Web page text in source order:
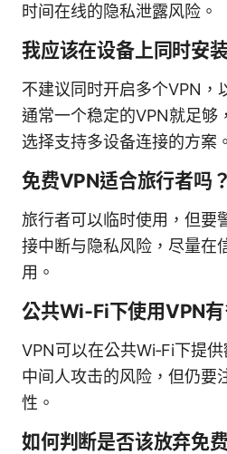
时间在线的隐私泄露风险。
我应该在设备上同时安
不建议同时开启多个VPN，
通常一个稳定的VPN就足够
选择支持多设备连接的方案。
免费VPN适合旅行者吗？
旅行者可以临时使用，但要
接中断与隐私风险，尽量在
用。
公共Wi‑Fi下使用VPN有
VPN可以在公共Wi‑Fi下提
中间人攻击的风险，但仍要
性。
如何判断是否该放弃免